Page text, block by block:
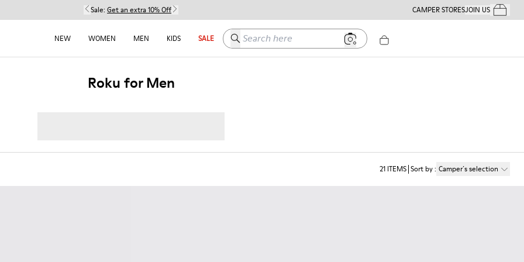
Sale: Get an extra 10% Off CAMPER STORESJOIN USYour
NEW WOMEN MEN KIDS SALE Search here
Roku for Men
21 ITEMS Sort by: Camper´s selection